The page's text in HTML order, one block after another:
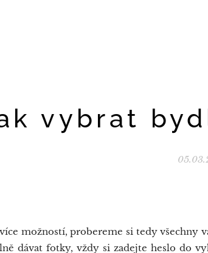
vybrat
možností, probereme si tedy všechny
dávat fotky, vždy si zadejte heslo do